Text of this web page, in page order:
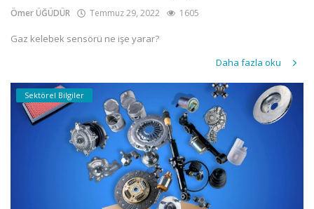
Ömer ÜĞÜDÜR Temmuz 29, 2022 1605
Gaz kelebek sensörü ne işe yarar?
Daha fazla oku
Sektörel Bilgiler